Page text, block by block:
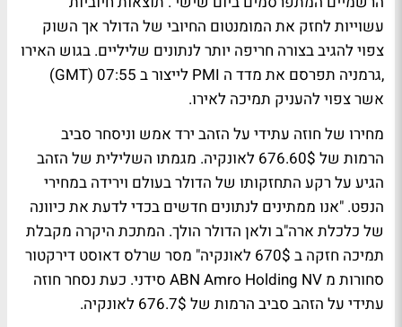
עשוייות לחזק את המומנטום החיובי של הדולר אך השוק
צפוי להגיב בצורה חריפה יותר לנתונים שליליים. בגוש האירו
,גרמניה תפרסם את מדד ה PMI לייצור ב 07:55 (GMT)
אשר צפוי להעניק תמיכה לאירו.
מחירו של חוזה עתידי על הזהב ירד אמש וניסחר סביב
הרמות של 676.60$ לאונקיה. מגמתו השלילית של הזהב
הגיע על רקע התחזקותו של הדולר בעולם וירידה במחירי
הנפט. "אנו ממתינים לנתונים חדשים בכדי לדעת את כיוונה
של כלכלת ארה"ב ולאן הדולר הולך. המתכת היקרה מקבלת
תמיכה חזקה ב 670$ לאונקיה" מסר שרלס דאוסט דירקטור
סחורות מ ABN Amro Holding NV סידני. כעת נסחר חוזה
עתידי על הזהב סביב הרמות של 676.7$ לאונקיה.